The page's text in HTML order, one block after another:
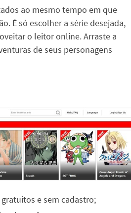
ao mesmo tempo em que
É só escolher a série desejada,
o leitor online. Arraste a
de seus personagens
e sem cadastro;